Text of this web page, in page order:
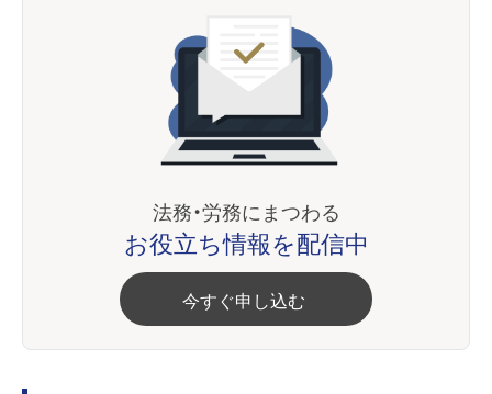
法務・労務にまつわる
お役立ち情報を配信中
今すぐ申し込む